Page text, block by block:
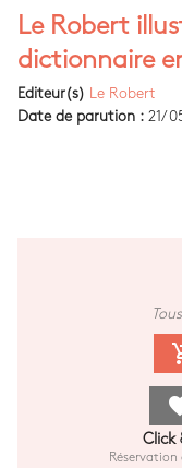
Le Robert
dictionnaire
Editeur(s)
Le Robert
Date de parution : 21/
Click